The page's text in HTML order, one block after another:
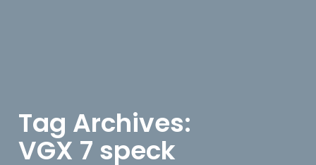
Tag Archives:
VGX 7 speck